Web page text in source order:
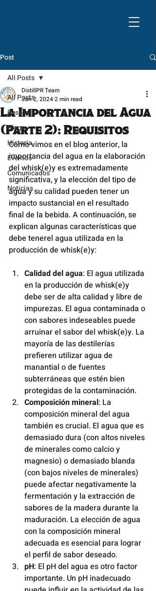
Post
All Posts
Reseñas
Blogs
Historia
Eventos
Comunicados
Noticias
All Posts
La Importancia del Agua
(Parte 2): Requisitos
DistillPR Team
Jan 2, 20242 min read
Como vimos en el blog anterior, la
importancia del agua en la elaboración
del whisk(e)y es extremadamente
significativa, y la elección del tipo de
agua y su calidad pueden tener un
impacto sustancial en el resultado
final de la bebida. A continuación, se
explican algunas características que
debe tenerel agua utilizada en la
producción de whisk(e)y:
Calidad del agua: El agua utilizada
en la producción de whisk(e)y
debe ser de alta calidad y libre de
impurezas. El agua contaminada o
con sabores indeseables puede
arruinar el sabor del whisk(e)y. La
mayoría de las destilerías
prefieren utilizar agua de
manantial o de fuentes
subterráneas que estén bien
protegidas de la contaminación.
Composición mineral: La
composición mineral del agua
también es crucial. El agua que es
demasiado dura (con altos niveles
de minerales como calcio y
magnesio) o demasiado blanda
(con bajos niveles de minerales)
puede afectar negativamente la
fermentación y la extracción de
sabores de la madera durante la
maduración. La elección de agua
con la composición mineral
adecuada es esencial para lograr
el perfil de sabor deseado.
pH: El pH del agua es otro factor
importante. Un pH inadecuado